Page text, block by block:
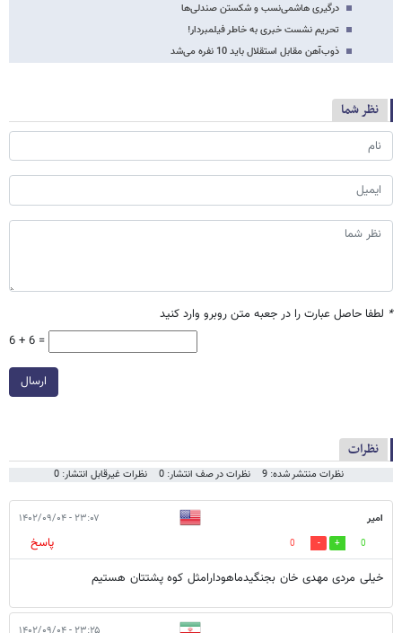
درگیری هاشمی‌نسب و شکستن صندلی‌ها
تحریم نشست خبری به خاطر فیلمبردار!
ذوب‌آهن مقابل استقلال باید 10 نفره می‌شد
نظر شما
* لطفا حاصل عبارت را در جعبه متن روبرو وارد کنید
6 + 6 =
ارسال
نظرات
نظرات منتشر شده: 9 نظرات در صف انتشار: 0 نظرات غیرقابل انتشار: 0
امیر ۲۳:۰۷ - ۱۴۰۲/۰۹/۰۴
0
0
پاسخ
خیلی مردی مهدی خان بجنگیدماهودارامثل کوه پشتتان هستیم